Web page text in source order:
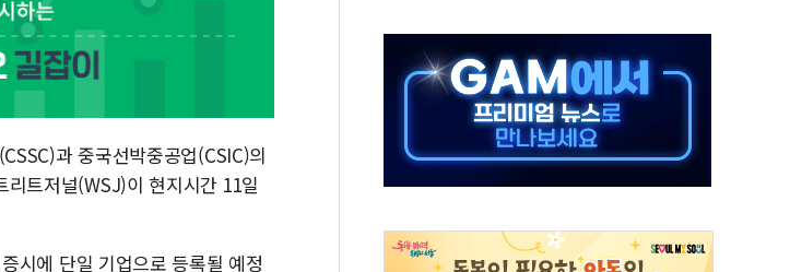
與 "세제개편안 8월 말 당정 조율 완료…초고가·비거주 1주택 등 여론 수렴"
과 중국선박중공업(CSIC)의
트저널(WSJ)이 현지시간 11일
시에 단일 기업으로 등록될 예정